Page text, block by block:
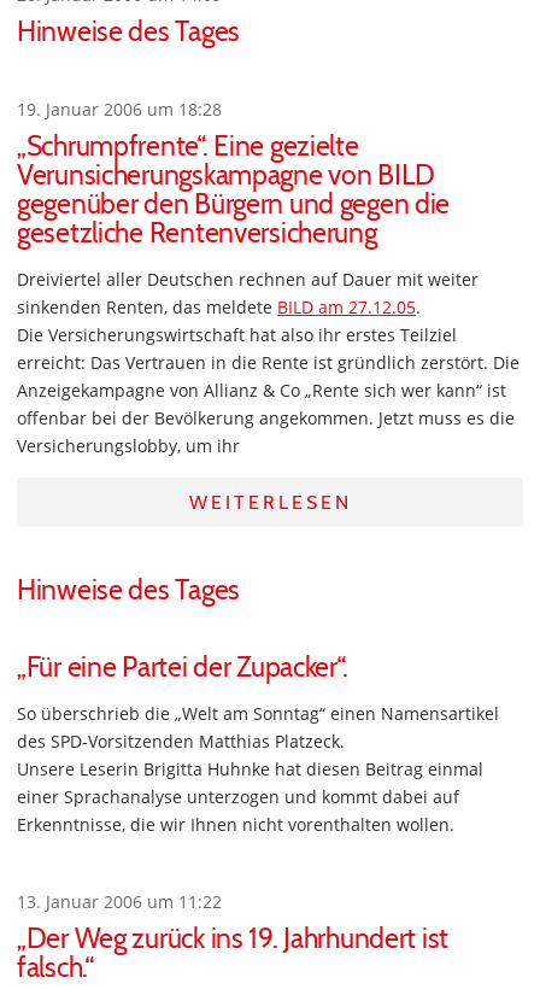
Hinweise des Tages
19. Januar 2006 um 18:28
„Schrumpfrente“. Eine gezielte
Verunsicherungskampagne von BILD
gegenüber den Bürgern und gegen die
gesetzliche Rentenversicherung
Dreiviertel aller Deutschen rechnen auf Dauer mit weiter
sinkenden Renten, das meldete BILD am 27.12.05.
Die Versicherungswirtschaft hat also ihr erstes Teilziel
erreicht: Das Vertrauen in die Rente ist gründlich zerstört. Die
Anzeigekampagne von Allianz & Co „Rente sich wer kann“ ist
offenbar bei der Bevölkerung angekommen. Jetzt muss es die
Versicherungslobby, um ihr
WEITERLESEN
Hinweise des Tages
„Für eine Partei der Zupacker“.
So überschrieb die „Welt am Sonntag“ einen Namensartikel
des SPD-Vorsitzenden Matthias Platzeck.
Unsere Leserin Brigitta Huhnke hat diesen Beitrag einmal
einer Sprachanalyse unterzogen und kommt dabei auf
Erkenntnisse, die wir Ihnen nicht vorenthalten wollen.
13. Januar 2006 um 11:22
„Der Weg zurück ins 19. Jahrhundert ist
falsch.“